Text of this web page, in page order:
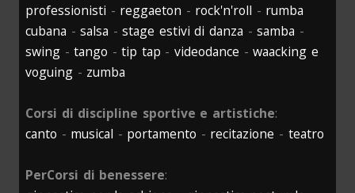
professionisti - reggaeton - rock'n'roll - rumba
cubana -salsa -stage estivi di danza -samba -
swing -tango -tip tap -videodance -waacking e
voguing - zumba
Corsi di discipline sportive e artistiche:
canto - musical - portamento - recitazione - teatro
PerCorsi di benessere: